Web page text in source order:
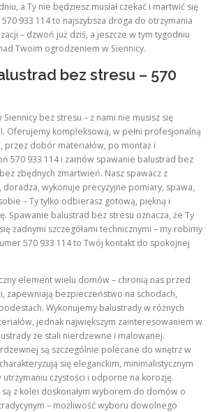
a Ty nie będziesz musiał czekać i martwić się
933 114 to najszybsza droga do otrzymania
– dzwoń już dziś, a jeszcze w tym tygodniu
Twoim ogrodzeniem w Siennicy.
bez stresu – 570
bez stresu – z nami nie musisz się
Oferujemy kompleksową, w pełni profesjonalną
przez dobór materiałów, po montaż i
570 933 114 i zamów spawanie balustrad bez
zbędnych zmartwień. Nasz spawacz z
doradza, wykonuje precyzyjne pomiary, spawa,
– Ty tylko odbierasz gotową, piękną i
Spawanie balustrad bez stresu oznacza, że Ty
żadnymi szczegółami technicznymi – my robimy
570 933 114 to Twój kontakt do spokojnej
element wielu domów – chronią nas przed
zapewniają bezpieczeństwo na schodach,
Wykonujemy balustrady w różnych
jednak największym zainteresowaniem w
ze stali nierdzewne i malowanej.
są szczególnie polecane do wnętrz w
się eleganckim, minimalistycznym
utrzymaniu czystości i odporne na korozję.
z kolei doskonałym wyborem do domów o
– możliwość wyboru dowolnego